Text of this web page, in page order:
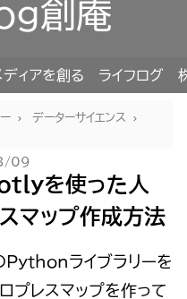
創庵
ディアを創る ライフログ
データーサイエンス
09
を使った人
マップ作成方法
Pythonライブラリーを
プレスマップを作って